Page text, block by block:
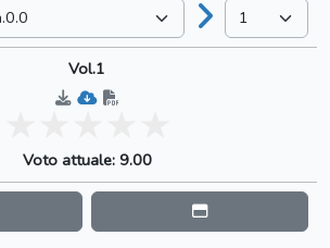
Vol.1
Voto attuale: 9.00